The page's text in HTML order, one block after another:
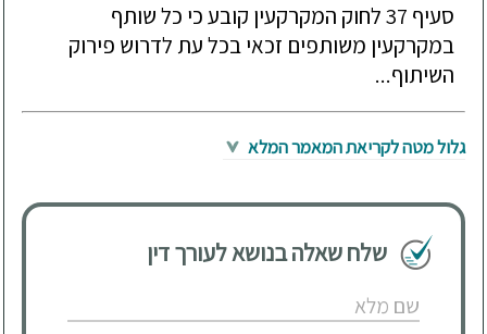
סעיף 37 לחוק המקרקעין קובע כי כל שותף
במקרקעין משותפים זכאי בכל עת לדרוש פירוק
השיתוף...
גלול מטה לקריאת המאמר המלא
שלח שאלה בנושא לעורך דין